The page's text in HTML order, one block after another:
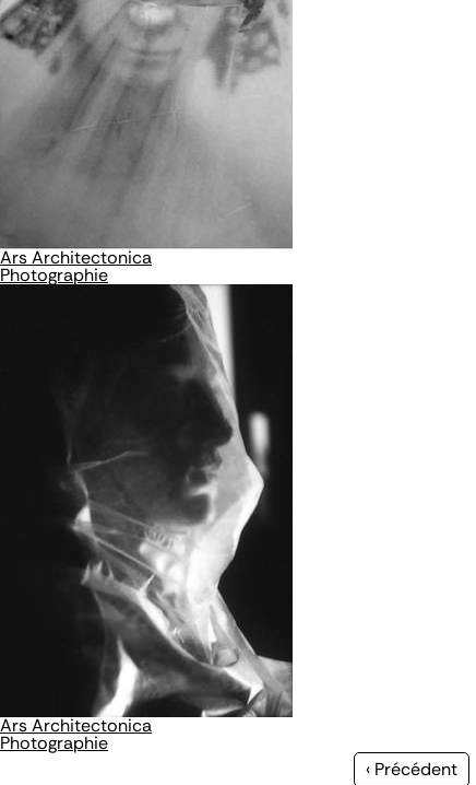
Ars Architectonica
Photographie
Ars Architectonica
Photographie
Page
‹ Précédent